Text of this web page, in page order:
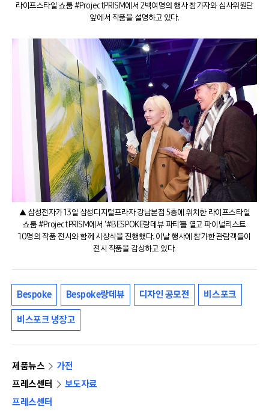
라이프스타일 쇼룸 #ProjectPRISM에서 2백여명의 행사 참가자와 심사위원단
앞에서 작품을 설명하고 있다.
▲ 삼성전자가 13일 삼성디지털프라자 강남본점 5층에 위치한 라이프스타일
쇼룸 #ProjectPRISM에서 ‘#BESPOKE랑데뷰 파티’를 열고 파이널리스트
10명의 작품 전시와 함께 시상식을 진행했다. 이날 행사에 참가한 관람객들이
전시 작품을 감상하고 있다.
Bespoke Bespoke랑데뷰 디자인 공모전 비스포크
비스포크 냉장고
제품뉴스
가전
프레스센터
보도자료
프레스센터